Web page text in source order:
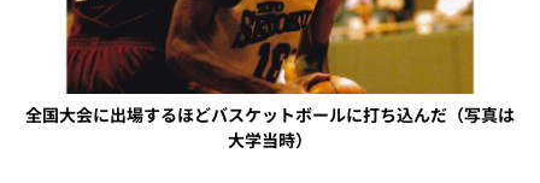
全国大会に出場するほどバスケットボールに打ち込んだ（写真は
大学当時）